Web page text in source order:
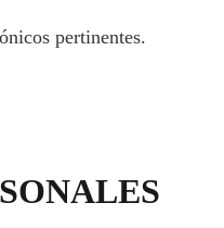
pertinentes.